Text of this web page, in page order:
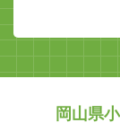
岡山県